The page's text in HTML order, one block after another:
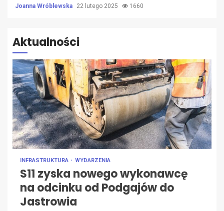
Joanna Wróblewska 22 lutego 2025 1660
Aktualności
INFRASTRUKTURA WYDARZENIA
S11 zyska nowego wykonawcę
na odcinku od Podgajów do
Jastrowia